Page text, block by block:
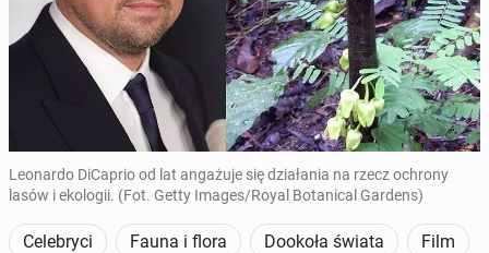
Leonardo DiCaprio od lat angażuje się działania na rzecz ochrony
lasów i ekologii. (Fot. Getty Images/Royal Botanical Gardens)
Celebryci Fauna i flora Dookoła świata Film